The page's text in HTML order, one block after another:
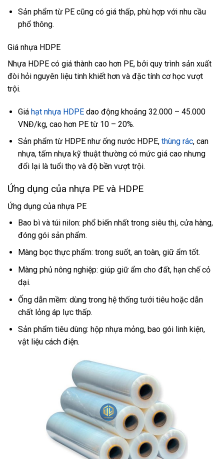
Sản phẩm từ PE cũng có giá thấp, phù hợp với nhu cầu
phổ thông.
Giá nhựa HDPE
Nhựa HDPE có giá thành cao hơn PE, bởi quy trình sản xuất
đòi hỏi nguyên liệu tinh khiết hơn và đặc tính cơ học vượt
trội.
Giá hạt nhựa HDPEdao động khoảng 32.000 – 45.000
VNĐ/kg, cao hơn PE từ 10 – 20%.
Sản phẩm từ HDPE như ống nước HDPE, thùng rác, can
nhựa, tấm nhựa kỹ thuật thường có mức giá cao nhưng
đổi lại là tuổi thọ và độ bền vượt trội.
Ứng dụng của nhựa PE và HDPE
Ứng dụng của nhựa PE
Bao bì và túi nilon: phổ biến nhất trong siêu thị, cửa hàng,
đóng gói sản phẩm.
Màng bọc thực phẩm: trong suốt, an toàn, giữ ẩm tốt.
Màng phủ nông nghiệp: giúp giữ ẩm cho đất, hạn chế cỏ
dại.
Ống dẫn mềm: dùng trong hệ thống tưới tiêu hoặc dẫn
chất lỏng áp lực thấp.
Sản phẩm tiêu dùng: hộp nhựa mỏng, bao gói linh kiện,
vật liệu cách điện.